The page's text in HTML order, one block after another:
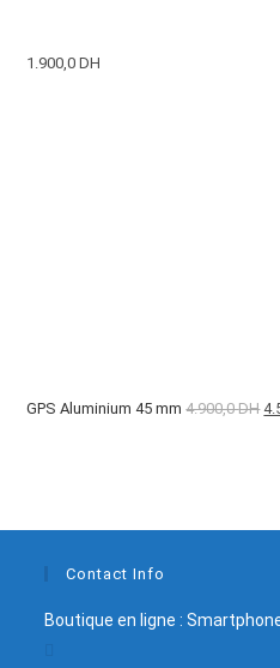
1.900,0DH
GPS Aluminium 45 mm 4.900,0DH
Contact Info
Boutique en ligne :